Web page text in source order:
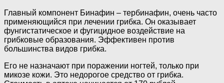
Главный компонент Бинафин – тербинафин, очень часто
применяющийся при лечении грибка. Он оказывает
фунгистатическое и фугицидное воздействие на
грибковые образования. Эффективен против
большинства видов грибка.
Его не назначают при поражении ногтей, только при
микозе кожи. Это недорогое средство от грибка.